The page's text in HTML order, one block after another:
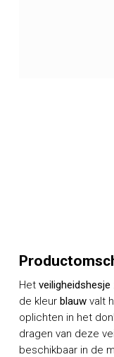
Het veiligheidshesje
de kleur blauw valt
oplichten in het
dragen van deze
beschikbaar in de